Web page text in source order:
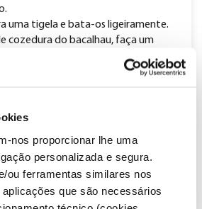
nos proporcionar lhe uma
personalizada e segura.
ou ferramentas similares nos
que são necessários
uma tigela e bata-os ligeiramente.
cozedura do bacalhau, faça um
ovo, alho picado e salsa picada.
porções de massa e deixe fritar de
sobre papel absorvente. Sirva
ou frias.